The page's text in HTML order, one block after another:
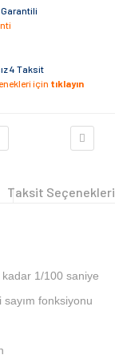
4 Taksit
için tıklayın
Taksit Seçenekleri
1/100 saniye
fonksiyonu